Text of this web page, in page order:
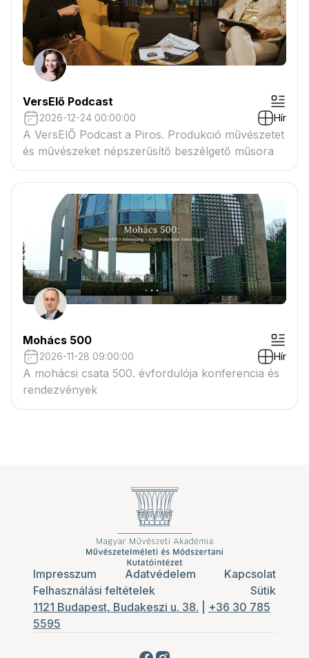
VersElő Podcast
2026-12-24 00:00:00 Hír
A VersElŐ Podcast a Piros. Produkció művészetet
és művészeket népszerűsítő beszélgető műsora
Mohács 500
2026-11-28 09:00:00 Hír
A mohácsi csata 500. évfordulója konferencia és
rendezvények
Impresszum Adatvédelem
Kapcsolat
Felhasználási feltételek
Sütik
1121 Budapest, Budakeszi u. 38.
+36 30 785
5595